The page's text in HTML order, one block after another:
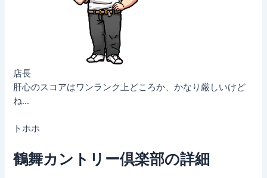
店長
肝心のスコアはワンランク上どころか、かなり厳しいけど
ね…
トホホ
鶴舞カントリー倶楽部の詳細